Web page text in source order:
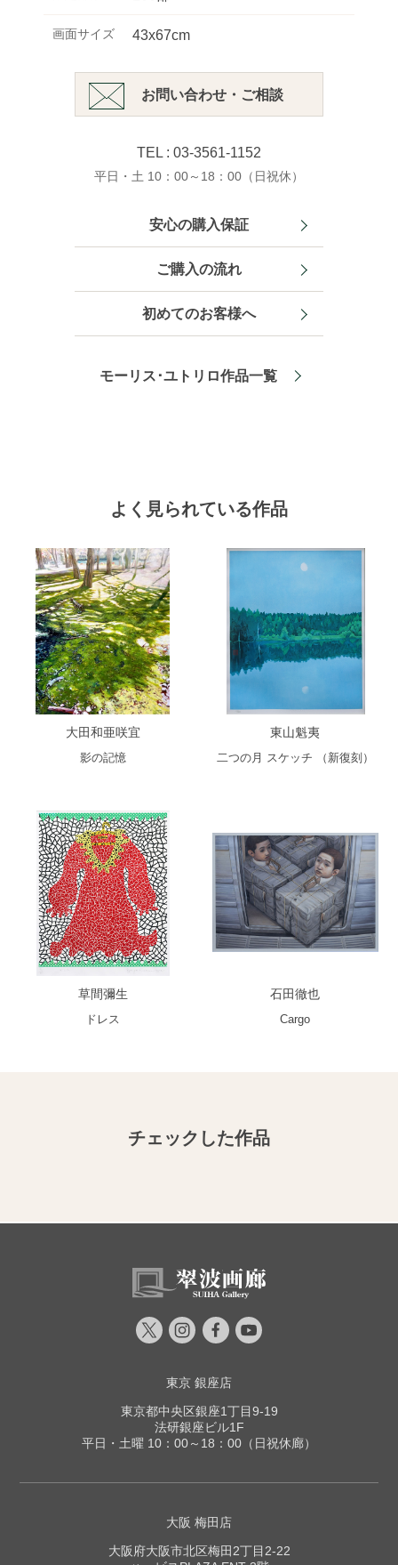
画面サイズ 43x67cm
お問い合わせ・ご相談
TEL : 03-3561-1152
平日・土 10：00～18：00（日祝休）
安心の購入保証
ご購入の流れ
初めてのお客様へ
モーリス･ユトリロ作品一覧
よく見られている作品
大田和亜咲宜
影の記憶
東山魁夷
二つの月 スケッチ （新復刻）
草間彌生
ドレス
石田徹也
Cargo
チェックした作品
東京 銀座店
東京都中央区銀座1丁目9-19
法研銀座ビル1F
平日・土曜 10：00～18：00（日祝休廊）
大阪 梅田店
大阪府大阪市北区梅田2丁目2-22